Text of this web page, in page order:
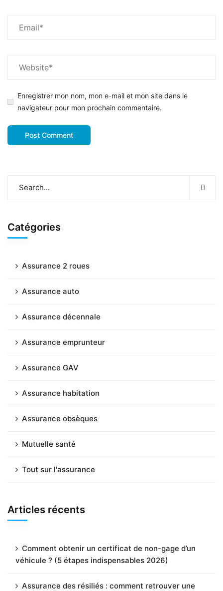
Enregistrer mon nom, mon e-mail et mon site dans le
navigateur pour mon prochain commentaire.
Catégories
Assurance 2 roues
Assurance auto
Assurance décennale
Assurance emprunteur
Assurance GAV
Assurance habitation
Assurance obsèques
Mutuelle santé
Tout sur l'assurance
Articles récents
Comment obtenir un certificat de non-gage d’un
véhicule ? (5 étapes indispensables 2026)
Assurance des résiliés : comment retrouver une